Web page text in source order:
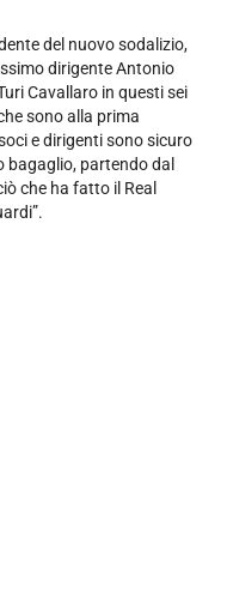
del nuovo sodalizio,
dirigente Antonio
Cavallaro in questi sei
sono alla prima
e dirigenti sono sicuro
bagaglio, partendo dal
che ha fatto il Real